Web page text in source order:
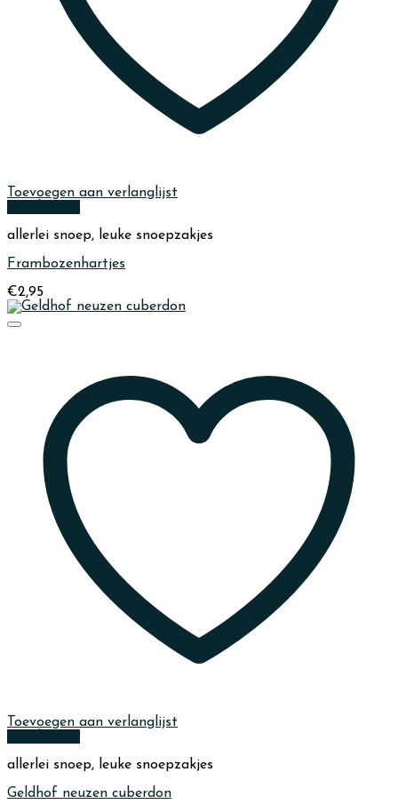
Toevoegen aan verlanglijst
allerlei snoep, leuke snoepzakjes
Frambozenhartjes
€2,95
Toevoegen aan verlanglijst
allerlei snoep, leuke snoepzakjes
Geldhof neuzen cuberdon